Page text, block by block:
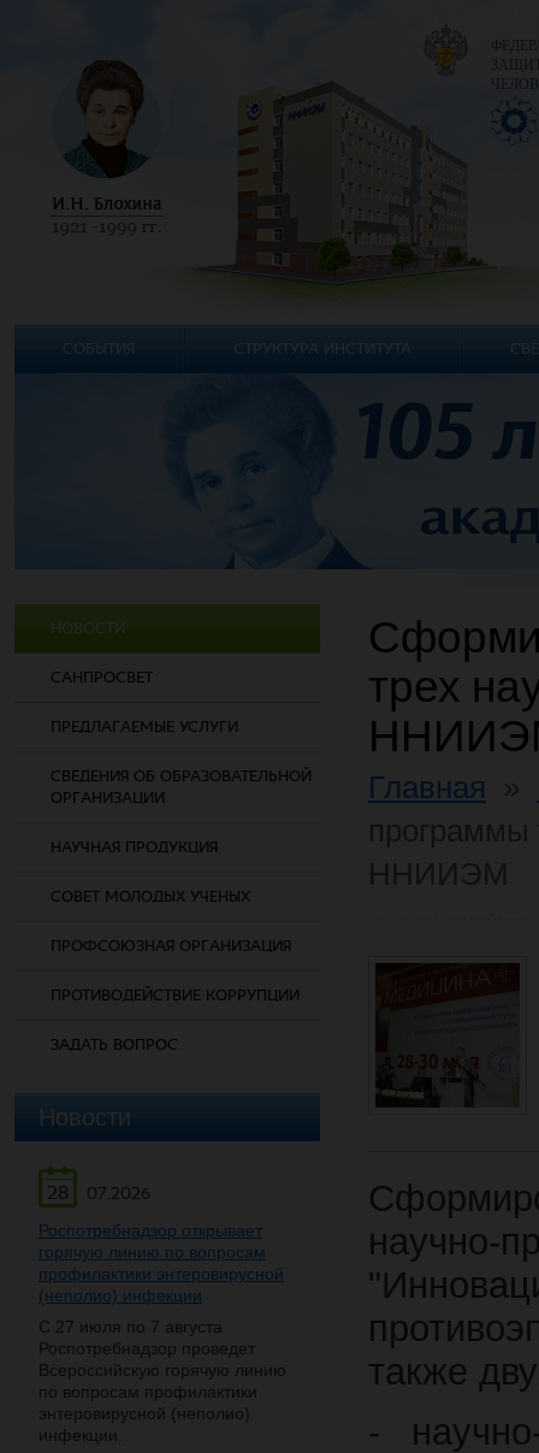
НОВОСТИ
САНПРОСВЕТ
ПРЕДЛАГАЕМЫЕ УСЛУГИ
СВЕДЕНИЯ ОБ ОБРАЗОВАТЕЛЬНОЙ
ОРГАНИЗАЦИИ
НАУЧНАЯ ПРОДУКЦИЯ
СОВЕТ МОЛОДЫХ УЧЕНЫХ
ПРОФСОЮЗНАЯ ОРГАНИЗАЦИЯ
ПРОТИВОДЕЙСТВИЕ КОРРУПЦИИ
ЗАДАТЬ ВОПРОС
Новости
28
07.2026
Роспотребнадзор открывает
горячую линию по вопросам
профилактики энтеровирусной
(неполио) инфекции
С 27 июля по 7 августа
Роспотребнадзор проведет
Всероссийскую горячую линию
по вопросам профилактики
энтеровирусной (неполио)
инфекции.
трех
Главная
также
-
СОБЫТИЯ СТРУКТУРА ИНСТИТУТА